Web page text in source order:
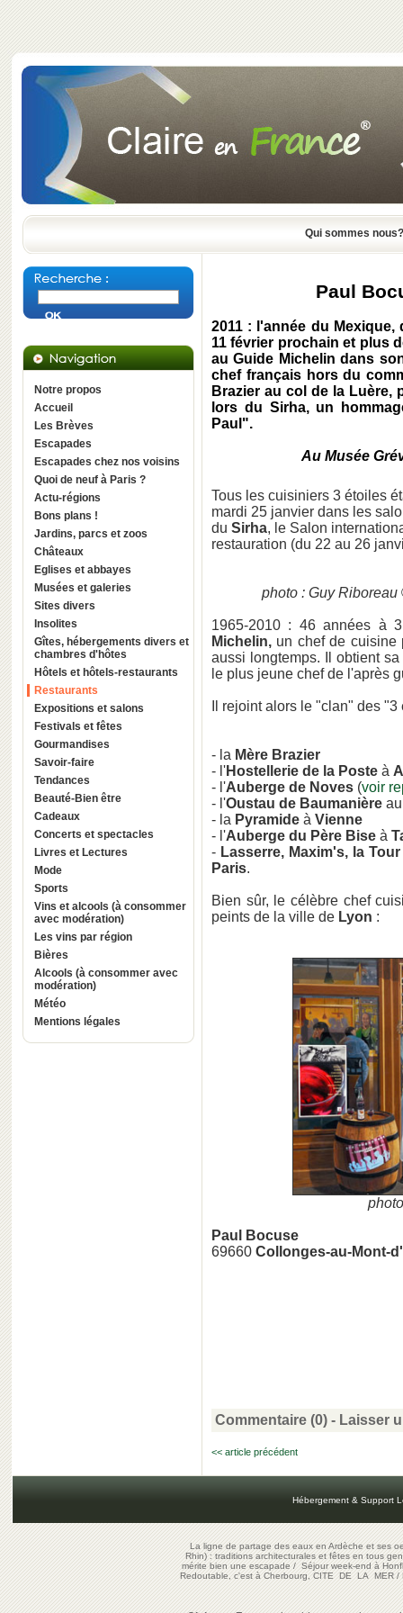
Qui sommes nous?
Notre propos
Accueil
Les Brèves
Escapades
Escapades chez nos voisins
Quoi de neuf à Paris ?
Actu-régions
Bons plans !
Jardins, parcs et zoos
Châteaux
Eglises et abbayes
Musées et galeries
Sites divers
Insolites
Gîtes, hébergements divers et
chambres d'hôtes
Hôtels et hôtels-restaurants
Restaurants
Expositions et salons
Festivals et fêtes
Gourmandises
Savoir-faire
Tendances
Beauté-Bien être
Cadeaux
Concerts et spectacles
Livres et Lectures
Mode
Sports
Vins et alcools (à consommer
avec modération)
Les vins par région
Bières
Alcools (à consommer avec
modération)
Météo
Mentions légales
Paul
2011 : l'année du
11 février prochain et plus
au Guide Michelin dans
chef français hors du
Brazier au col de la Luère,
lors du Sirha, un
Paul".
Au Musée
Tous les cuisiniers 3 étoiles
mardi 25 janvier dans les
du Sirha, le Salon
restauration (du 22 au 26
photo : Guy Riboreau
1965-2010 : 46 années à
Michelin, un chef de cuisine
aussi longtemps. Il obtient
le plus jeune chef de l'après
Il rejoint alors le "clan" des
- la Mère Brazier
- l'Hostellerie de la Poste à
- l'Auberge de Noves (voir
- l'Oustau de Baumanière
- la Pyramide à Vienne
- l'Auberge du Père Bise à
- Lasserre, Maxim's, la
Paris.
Bien sûr, le célèbre chef
peints de la ville de Lyon :
Paul Bocuse
69660 Collonges-au-Mont-
Commentaire (0) - Laisser
<< article précédent
Hébergement & Support
La ligne de partage des eaux en Ardèche et ses
Rhin) : traditions architecturales et fêtes en tous
mérite bien une escapade/Séjour week-end à
Redoutable, c'est à Cherbourg, CITE DE LA MER/